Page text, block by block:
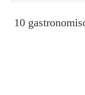
10